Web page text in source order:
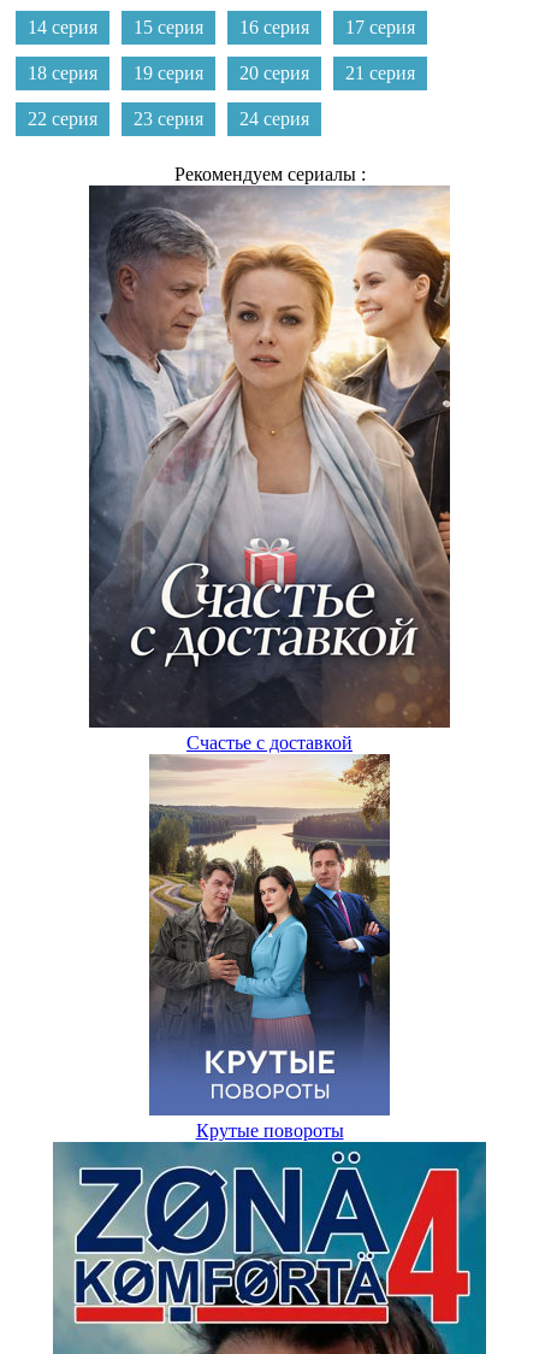
14 серия 15 серия 16 серия 17 серия
18 серия 19 серия 20 серия 21 серия
22 серия 23 серия 24 серия
Рекомендуем сериалы :
Счастье с доставкой
Крутые повороты